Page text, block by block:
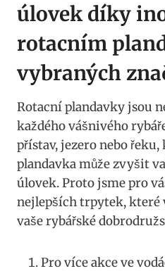
úlovek‍ díky
rotacním
vybraných
Rotacní plandavky⁢ jsou
každého ⁢vášnivého⁤
přístav, jezero nebo
‌plandavka může zvyšit
úlovek. Proto jsme pro
nejlepších trpytek, které​
vaše rybářské
Pro více akce ve